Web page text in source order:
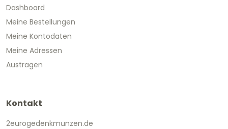
Dashboard
Meine Bestellungen
Meine Kontodaten
Meine Adressen
Austragen
Kontakt
2eurogedenkmunzen.de